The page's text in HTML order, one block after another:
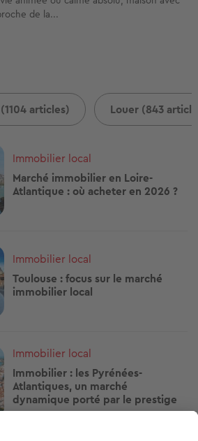
de la...
articles) Louer (843
Immobilier local
Marché immobilier en Loire-
Atlantique : où acheter en 2026 ?
Immobilier local
Toulouse : focus sur le marché
immobilier local
Immobilier local
Immobilier : les Pyrénées-
Atlantiques, un marché
dynamique porté par le prestige